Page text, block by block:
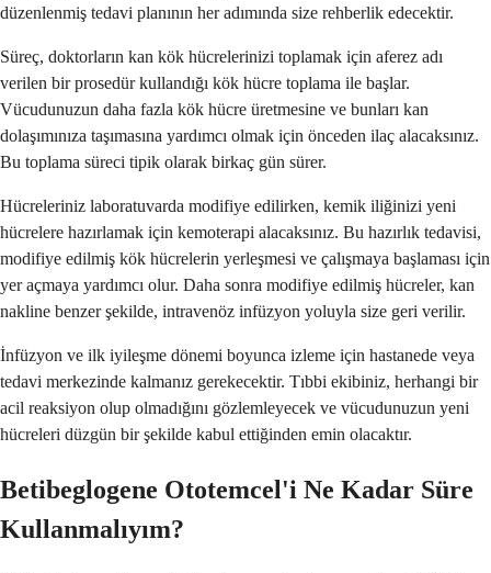
düzenlenmiş tedavi planının her adımında size rehberlik edecektir.
Süreç, doktorların kan kök hücrelerinizi toplamak için aferez adı
verilen bir prosedür kullandığı kök hücre toplama ile başlar.
Vücudunuzun daha fazla kök hücre üretmesine ve bunları kan
dolaşımınıza taşımasına yardımcı olmak için önceden ilaç alacaksınız.
Bu toplama süreci tipik olarak birkaç gün sürer.
Hücreleriniz laboratuvarda modifiye edilirken, kemik iliğinizi yeni
hücrelere hazırlamak için kemoterapi alacaksınız. Bu hazırlık tedavisi,
modifiye edilmiş kök hücrelerin yerleşmesi ve çalışmaya başlaması için
yer açmaya yardımcı olur. Daha sonra modifiye edilmiş hücreler, kan
nakline benzer şekilde, intravenöz infüzyon yoluyla size geri verilir.
İnfüzyon ve ilk iyileşme dönemi boyunca izleme için hastanede veya
tedavi merkezinde kalmanız gerekecektir. Tıbbi ekibiniz, herhangi bir
acil reaksiyon olup olmadığını gözlemleyecek ve vücudunuzun yeni
hücreleri düzgün bir şekilde kabul ettiğinden emin olacaktır.
Betibeglogene Ototemcel'i Ne Kadar Süre
Kullanmalıyım?